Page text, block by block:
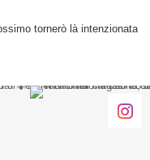
tornerò là intenzionata